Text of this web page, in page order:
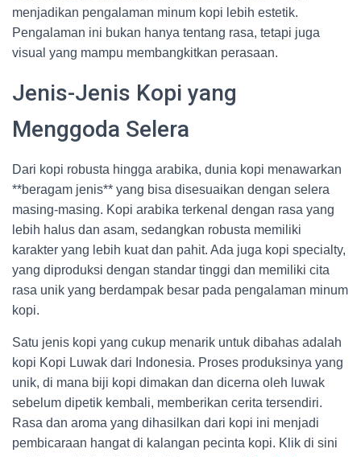
menjadikan pengalaman minum kopi lebih estetik.
Pengalaman ini bukan hanya tentang rasa, tetapi juga
visual yang mampu membangkitkan perasaan.
Jenis-Jenis Kopi yang
Menggoda Selera
Dari kopi robusta hingga arabika, dunia kopi menawarkan
**beragam jenis** yang bisa disesuaikan dengan selera
masing-masing. Kopi arabika terkenal dengan rasa yang
lebih halus dan asam, sedangkan robusta memiliki
karakter yang lebih kuat dan pahit. Ada juga kopi specialty,
yang diproduksi dengan standar tinggi dan memiliki cita
rasa unik yang berdampak besar pada pengalaman minum
kopi.
Satu jenis kopi yang cukup menarik untuk dibahas adalah
kopi Kopi Luwak dari Indonesia. Proses produksinya yang
unik, di mana biji kopi dimakan dan dicerna oleh luwak
sebelum dipetik kembali, memberikan cerita tersendiri.
Rasa dan aroma yang dihasilkan dari kopi ini menjadi
pembicaraan hangat di kalangan pecinta kopi. Klik di sini